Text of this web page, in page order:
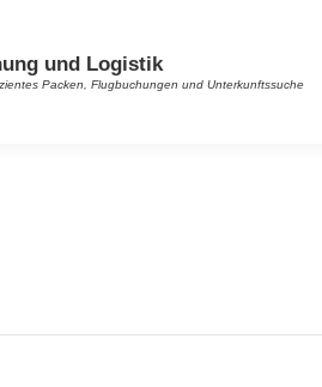
und Logistik
Packen, Flugbuchungen und Unterkunftssuche